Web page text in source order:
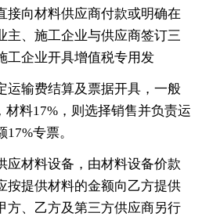
接向材料供应商付款或明确在
主、施工企业与供应商签订三
工企业开具增值税专用发
运输费结算及票据开具，一般
材料17%，则选择销售并负责运
专票。
应材料设备，由材料设备价款
按提供材料的金额向乙方提供
方、乙方及第三方供应商另行